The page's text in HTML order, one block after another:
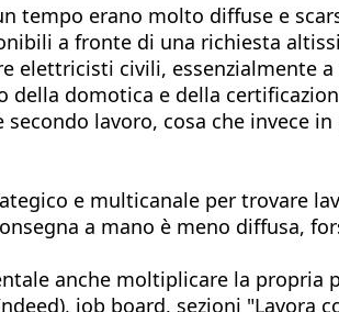
tempo erano molto diffuse e
a fronte di una richiesta
elettricisti civili, essenzialmente a
della domotica e della
lavoro, cosa che invece in
e multicanale per trovare
a mano è meno diffusa,
anche moltiplicare la propria
job board, sezioni "Lavora